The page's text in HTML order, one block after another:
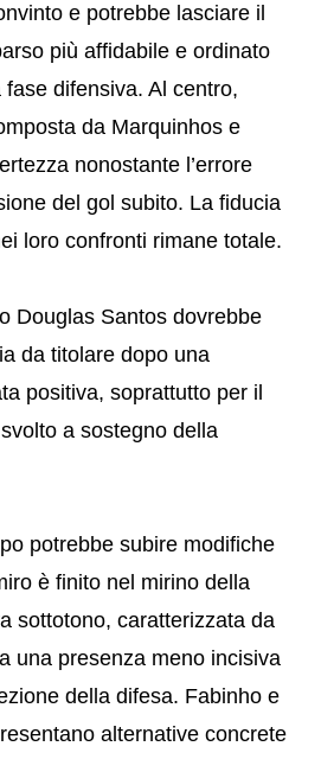
e potrebbe lasciare il
più affidabile e ordinato
difensiva. Al centro,
da Marquinhos e
nonostante l’errore
del gol subito. La fiducia
loro confronti rimane totale.
Douglas Santos dovrebbe
da titolare dopo una
positiva, soprattutto per il
a sostegno della
potrebbe subire modifiche
è finito nel mirino della
sottotono, caratterizzata da
una presenza meno incisiva
della difesa. Fabinho e
alternative concrete